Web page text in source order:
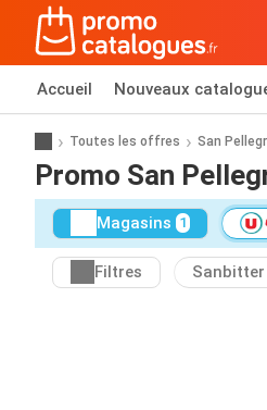
Accueil Nouveaux
Toutes les offres San
Promo San
Magasins 1
Filtres Sanbitter